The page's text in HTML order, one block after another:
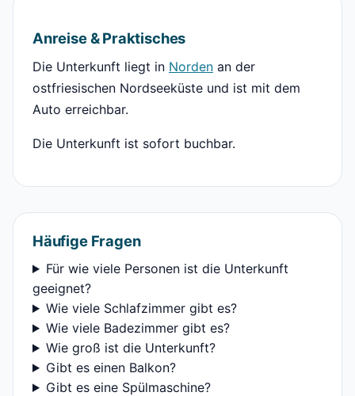
Anreise & Praktisches
Die Unterkunft liegt in Norden an der
ostfriesischen Nordseeküste und ist mit dem
Auto erreichbar.
Die Unterkunft ist sofort buchbar.
Häufige Fragen
Für wie viele Personen ist die Unterkunft
geeignet?
Wie viele Schlafzimmer gibt es?
Wie viele Badezimmer gibt es?
Wie groß ist die Unterkunft?
Gibt es einen Balkon?
Gibt es eine Spülmaschine?